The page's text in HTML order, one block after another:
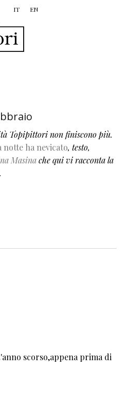
IT EN
Topipittori non finiscono più.
notte ha nevicato, testo,
Masinache qui vi racconta la
scorso,appena prima di